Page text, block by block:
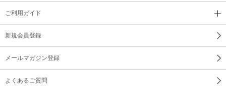
ご利用ガイド
新規会員登録
メールマガジン登録
よくあるご質問